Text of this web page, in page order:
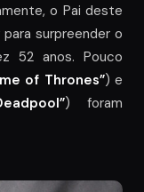
o Pai deste
para surpreender o
52 anos. Pouco
of Thrones”) e
) foram